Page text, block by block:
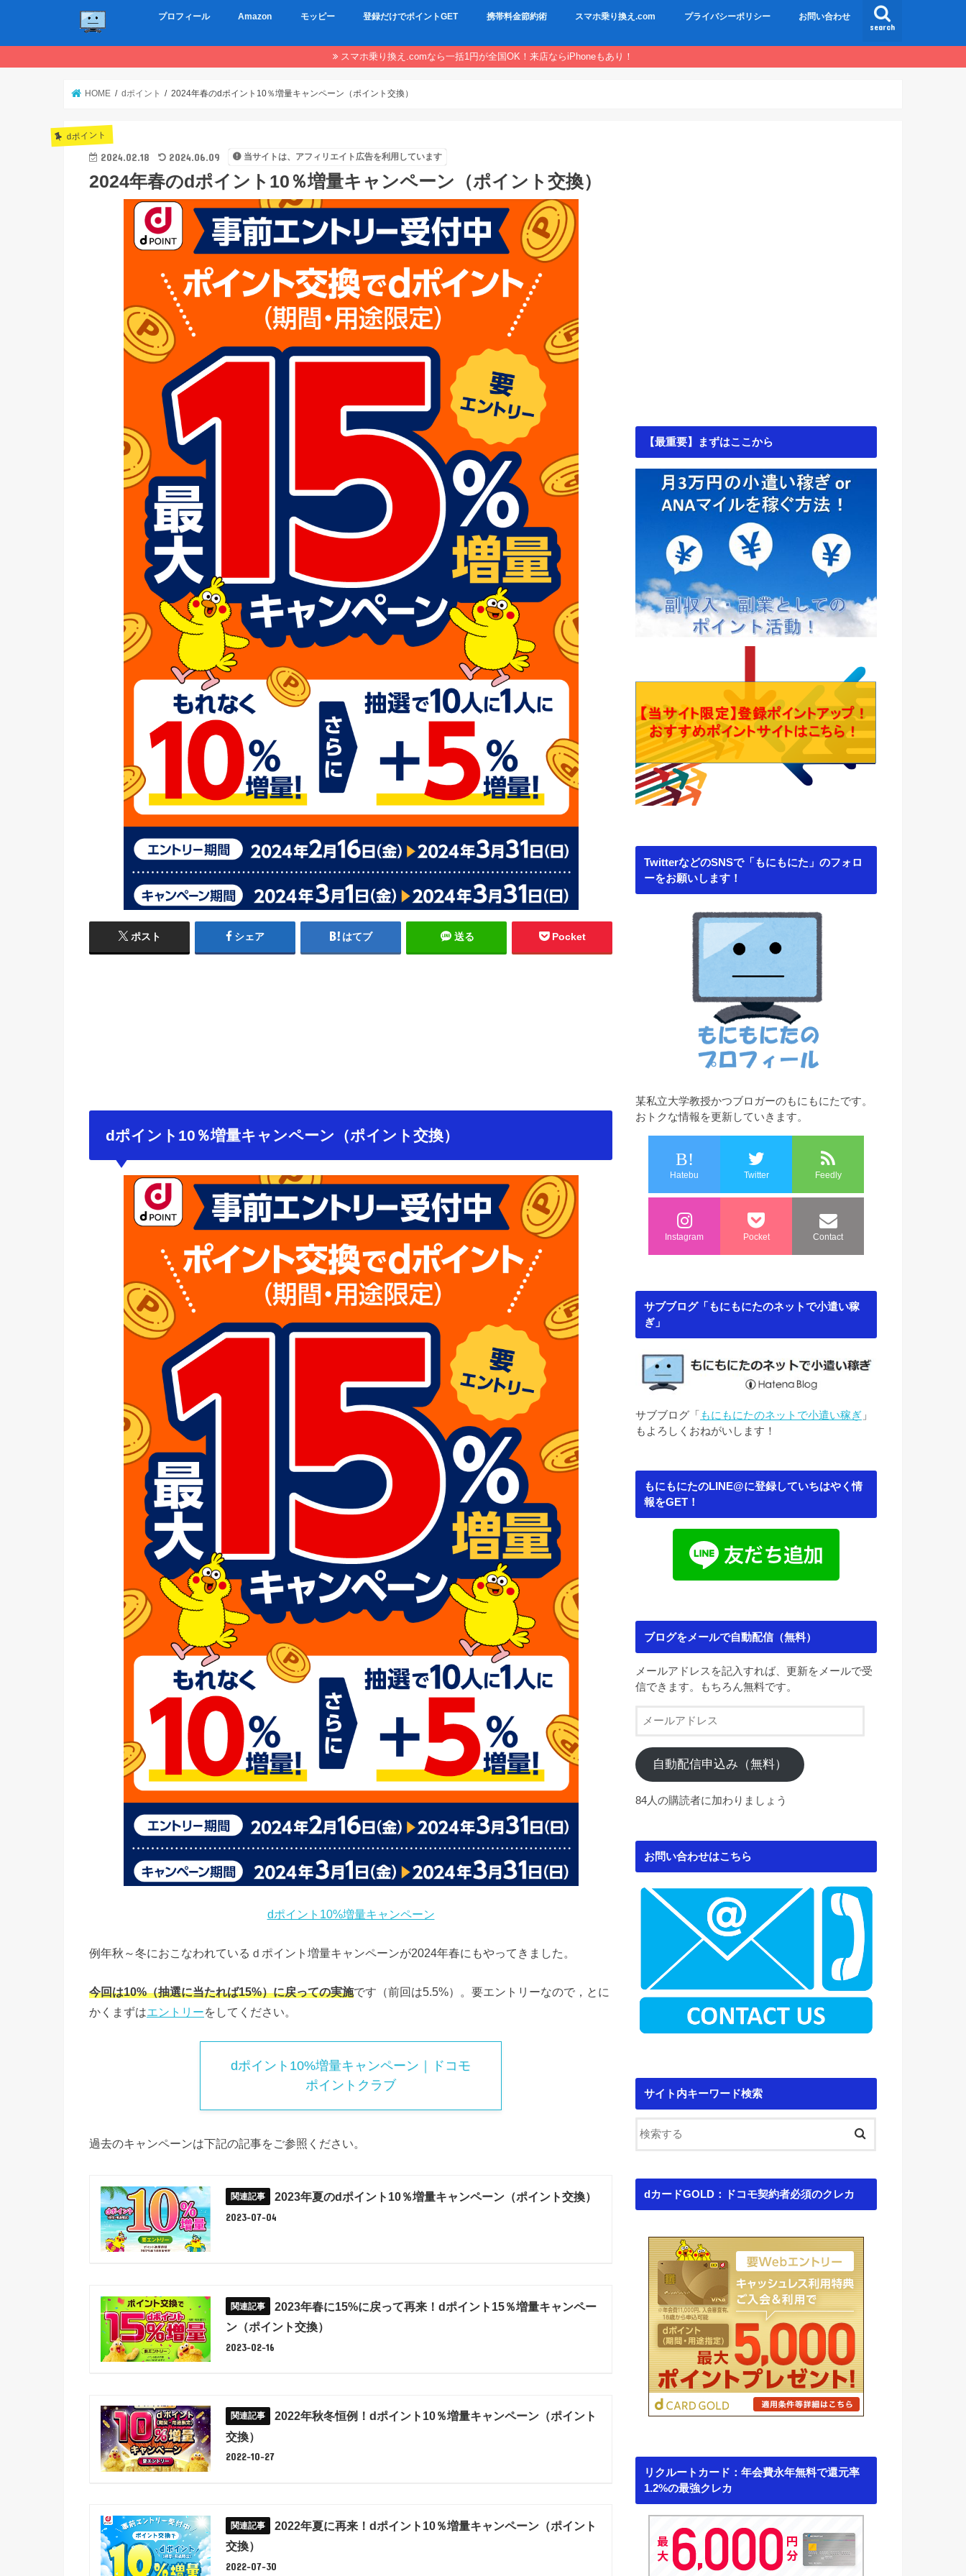
search
プロフィール Amazon モッピー 登録だけでポイントGET 携帯料金節約術 スマホ乗り換え.com プライバシーポリシー お問い合わせ
スマホ乗り換え.comなら一括1円が全国OK！来店ならiPhoneもあり！
HOME dポイント 2024年春のdポイント10％増量キャンペーン（ポイント交換）
dポイント
2024.02.18 2024.06.09 当サイトは、アフィリエイト広告を利用しています
2024年春のdポイント10％増量キャンペーン（ポイント交換）
ポスト シェア はてブ 送る Pocket
dポイント10％増量キャンペーン（ポイント交換）
dポイント10%増量キャンペーン
例年秋～冬におこなわれているｄポイント増量キャンペーンが2024年春にもやってきました。
今回は10%（抽選に当たれば15%）に戻っての実施です（前回は5.5%）。要エントリーなので，とに
かくまずはエントリーをしてください。
dポイント10%増量キャンペーン｜ドコモ
ポイントクラブ
過去のキャンペーンは下記の記事をご参照ください。
2023年夏のdポイント10％増量キャンペーン（ポイント交換）
2023-07-04
2023年春に15%に戻って再来！dポイント15％増量キャンペー
ン（ポイント交換）
2023-02-16
2022年秋冬恒例！dポイント10％増量キャンペーン（ポイント
交換）
2022-10-27
2022年夏に再来！dポイント10％増量キャンペーン（ポイント
交換）
2022-07-30
【最重要】まずはここから
TwitterなどのSNSで「もにもにた」のフォロ
ーをお願いします！
某私立大学教授かつブロガーのもにもにたです。
おトクな情報を更新していきます。
B!
Hatebu Twitter Feedly
Instagram Pocket Contact
サブブログ「もにもにたのネットで小遣い稼
ぎ」
サブブログ「もにもにたのネットで小遣い稼ぎ 」
もよろしくおねがいします！
もにもにたのLINE@に登録していちはやく情
報をGET！
ブログをメールで自動配信（無料）
メールアドレスを記入すれば、更新をメールで受
信できます。もちろん無料です。
ー
ア
ド
ス
自動配信申込み（無料）
84人の購読者に加わりましょう
お問い合わせはこちら
サイト内キーワード検索
dカードGOLD：ドコモ契約者必須のクレカ
リクルートカード：年会費永年無料で還元率
1.2%の最強クレカ